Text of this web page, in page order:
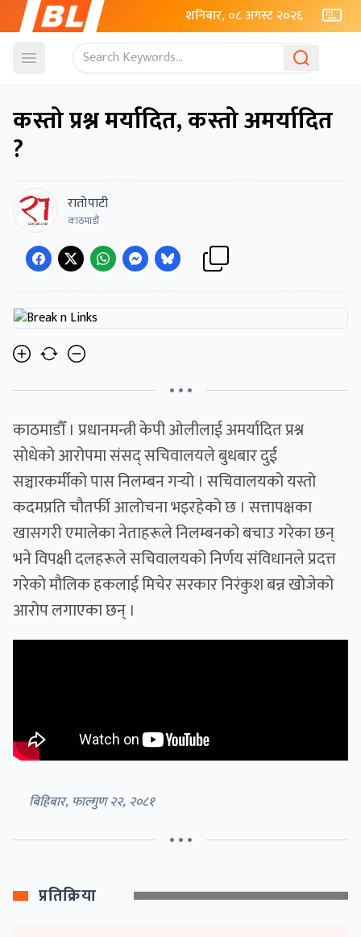
शनिबार, ०८ अगस्ट २०२६
Open menu
कस्तो प्रश्न मर्यादित, कस्तो अमर्यादित
?
रातोपाटी
काठमाडौं
• • •
काठमाडौँ । प्रधानमन्त्री केपी ओलीलाई अमर्यादित प्रश्न
सोधेको आरोपमा संसद् सचिवालयले बुधबार दुई
सञ्चारकर्मीको पास निलम्बन गर्‍यो । सचिवालयको यस्तो
कदमप्रति चौतर्फी आलोचना भइरहेको छ । सत्तापक्षका
खासगरी एमालेका नेताहरूले निलम्बनको बचाउ गरेका छन्
भने विपक्षी दलहरूले सचिवालयको निर्णय संविधानले प्रदत्त
गरेको मौलिक हकलाई मिचेर सरकार निरंकुश बन्न खोजेको
आरोप लगाएका छन् ।
बिहिबार, फाल्गुण २२, २०८१
• • •
प्रतिक्रिया